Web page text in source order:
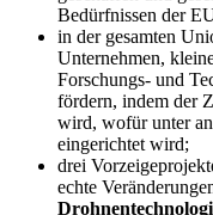
Bedürfnissen der
in der gesamten
Unternehmen,
Forschungs- und
fördern, indem der
wird, wofür unter
eingerichtet wird;
drei
echte